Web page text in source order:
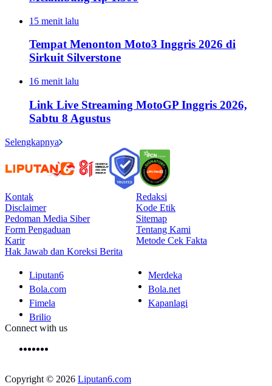
15 menit lalu
Tempat Menonton Moto3 Inggris 2026 di
Sirkuit Silverstone
16 menit lalu
Link Live Streaming MotoGP Inggris 2026,
Sabtu 8 Agustus
Selengkapnya
Kontak
Redaksi
Disclaimer
Kode Etik
Pedoman Media Siber
Sitemap
Form Pengaduan
Tentang Kami
Karir
Metode Cek Fakta
Hak Jawab dan Koreksi Berita
Liputan6
Merdeka
Bola.com
Bola.net
Fimela
Kapanlagi
Brilio
Connect with us
Copyright © 2026 Liputan6.com